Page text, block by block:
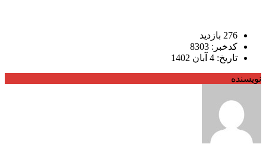
276 بازدید
کدخبر: 8303
تاریخ: 4 آبان 1402
نویسنده